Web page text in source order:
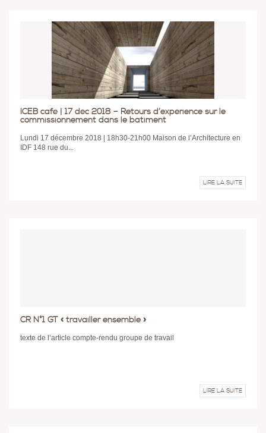
ICEB café | 17 déc 2018 – Retours d’expérience sur le
commissionnement dans le bâtiment
Lundi 17 décembre 2018 | 18h30-21h00 Maison de l’Architecture en
IDF 148 rue du...
LIRE LA SUITE
CR N°1 GT « travailler ensemble »
texte de l’article compte-rendu groupe de travail
LIRE LA SUITE